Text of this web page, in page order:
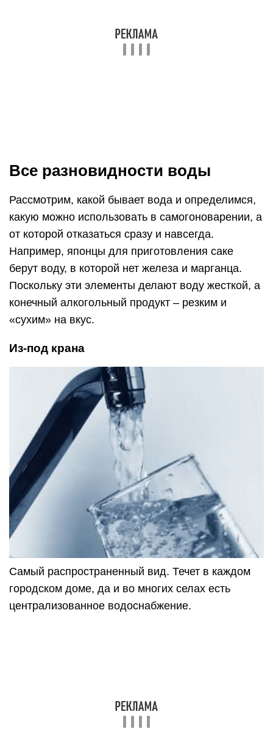
от которой отказаться сразу и навсегда.
Например, японцы для приготовления саке
Самый распространенный вид. Течет в каждом
городском доме, да и во многих селах есть
централизованное водоснабжение.
Подойдет и угольный бытовой фильтр, но –
предназначенный для жесткой водопроводной